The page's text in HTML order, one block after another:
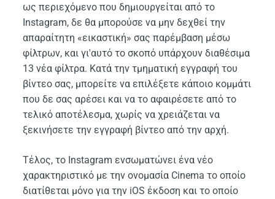
ως περιεχόμενο που δημιουργείται από το
Instagram, δε θα μπορούσε να μην δεχθεί την
απαραίτητη «εικαστική» σας παρέμβαση μέσω
φίλτρων, και γι'αυτό το σκοπό υπάρχουν διαθέσιμα
13 νέα φίλτρα. Κατά την τμηματική εγγραφή του
βίντεο σας, μπορείτε να επιλέξετε κάποιο κομμάτι
που δε σας αρέσει και να το αφαιρέσετε από το
τελικό αποτέλεσμα, χωρίς να χρειάζεται να
ξεκινήσετε την εγγραφή βίντεο από την αρχή.
Τέλος, το Instagram ενσωματώνει ένα νέο
χαρακτηριστικό με την ονομασία Cinema το οποίο
διατίθεται μόνο για την iOS έκδοση και το οποίο